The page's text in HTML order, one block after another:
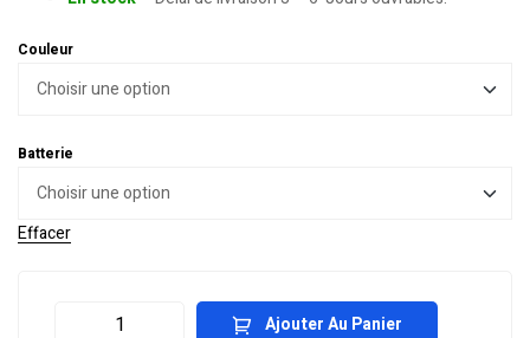
Couleur
Batterie
Effacer
Ajouter Au Panier